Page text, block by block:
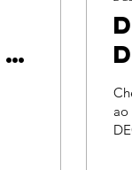
ao